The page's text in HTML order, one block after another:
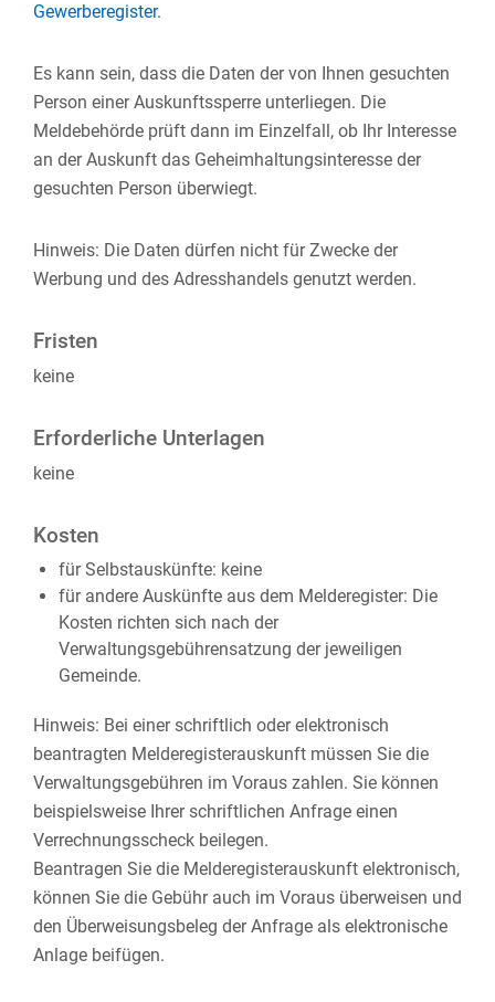
Gewerberegister.
Es kann sein, dass die Daten der von Ihnen gesuchten
Person einer Auskunftssperre unterliegen. Die
Meldebehörde prüft dann im Einzelfall, ob Ihr Interesse
an der Auskunft das Geheimhaltungsinteresse der
gesuchten Person überwiegt.
Hinweis: Die Daten dürfen nicht für Zwecke der
Werbung und des Adresshandels genutzt werden.
Fristen
keine
Erforderliche Unterlagen
keine
Kosten
für Selbstauskünfte: keine
für andere Auskünfte aus dem Melderegister: Die
Kosten richten sich nach der
Verwaltungsgebührensatzung der jeweiligen
Gemeinde.
Hinweis: Bei einer schriftlich oder elektronisch
beantragten Melderegisterauskunft müssen Sie die
Verwaltungsgebühren im Voraus zahlen. Sie können
beispielsweise Ihrer schriftlichen Anfrage einen
Verrechnungsscheck beilegen.
Beantragen Sie die Melderegisterauskunft elektronisch,
können Sie die Gebühr auch im Voraus überweisen und
den Überweisungsbeleg der Anfrage als elektronische
Anlage beifügen.